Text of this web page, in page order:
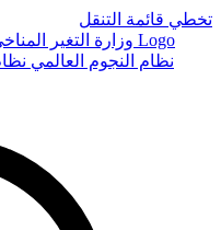
تخطي قائمة التنقل
Logo
نظام النجوم العالمي